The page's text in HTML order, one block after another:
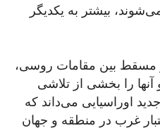
بیشتر به یکدیگر
مسقط بین مقامات روسی،
آنها را بخشی از تلاشی
اوراسیایی می‌داند که
غرب در منطقه و جهان